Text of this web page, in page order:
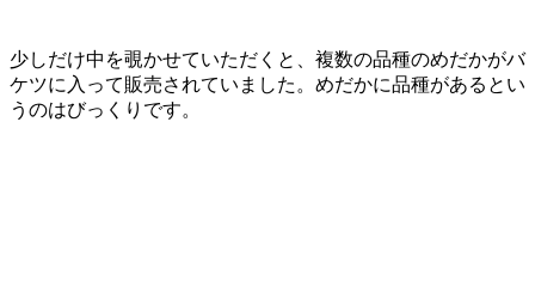
少しだけ中を覗かせていただくと、複数の品種のめだかがバ
ケツに入って販売されていました。めだかに品種があるとい
うのはびっくりです。